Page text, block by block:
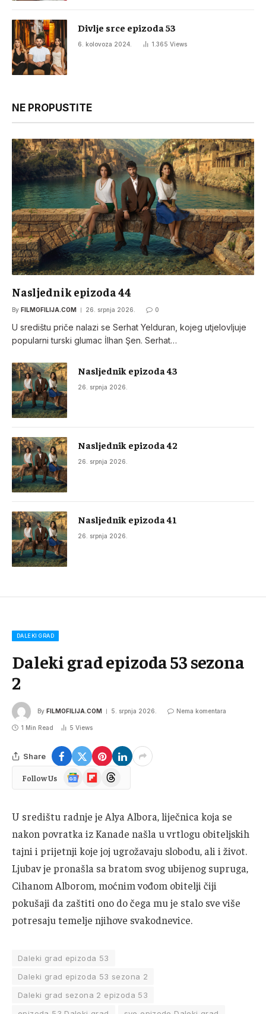
Divlje srce epizoda 53
6. kolovoza 2024. 1.365 Views
NE PROPUSTITE
Nasljednik epizoda 44
By FILMOFILIJA.COM 26. srpnja 2026. 0
U središtu priče nalazi se Serhat Yelduran, kojeg utjelovljuje
popularni turski glumac İlhan Şen. Serhat…
Nasljednik epizoda 43
26. srpnja 2026.
Nasljednik epizoda 42
26. srpnja 2026.
Nasljednik epizoda 41
26. srpnja 2026.
DALEKI GRAD
Daleki grad epizoda 53 sezona
2
By FILMOFILIJA.COM 5. srpnja 2026. Nema komentara
1 Min Read 5 Views
Share
Follow Us
Google
News
FlipboardThreads
U središtu radnje je Alya Albora, liječnica koja se
nakon povratka iz Kanade našla u vrtlogu obiteljskih
tajni i prijetnji koje joj ugrožavaju slobodu, ali i život.
Ljubav je pronašla sa bratom svog ubijenog supruga,
Cihanom Alborom, moćnim vođom obitelji čiji
pokušaji da zaštiti ono do čega mu je stalo sve više
potresaju temelje njihove svakodnevice.
Daleki grad epizoda 53
Daleki grad epizoda 53 sezona 2
Daleki grad sezona 2 epizoda 53